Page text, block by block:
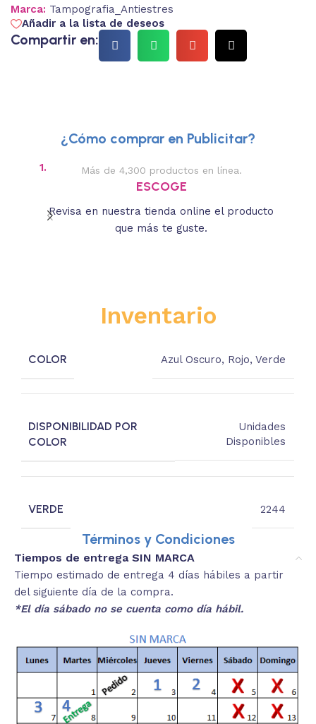
Marca: Tampografia_Antiestres
Añadir a la lista de deseos
Compartir en:
¿Cómo comprar en Publicitar?
1. Más de 4,300 productos en línea.
ESCOGE
Revisa en nuestra tienda online el producto
que más te guste.
Inventario
COLOR Azul Oscuro, Rojo,Verde
DISPONIBILIDAD POR
COLOR
Unidades
Disponibles
VERDE 2244
Términos y Condiciones
Tiempos de entrega SIN MARCA
Tiempo estimado de entrega 4 días hábiles a partir
del siguiente día de la compra.
*El día sábado no se cuenta como día hábil.